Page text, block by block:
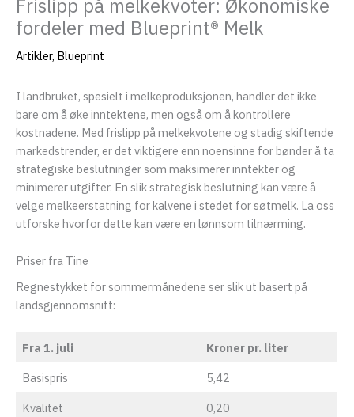
Frislipp på melkekvoter: Økonomiske
fordeler med Blueprint® Melk
Artikler, Blueprint
I landbruket, spesielt i melkeproduksjonen, handler det ikke
bare om å øke inntektene, men også om å kontrollere
kostnadene. Med frislipp på melkekvotene og stadig skiftende
markedstrender, er det viktigere enn noensinne for bønder å ta
strategiske beslutninger som maksimerer inntekter og
minimerer utgifter. En slik strategisk beslutning kan være å
velge melkeerstatning for kalvene i stedet for søtmelk. La oss
utforske hvorfor dette kan være en lønnsom tilnærming.
Priser fra Tine
Regnestykket for sommermånedene ser slik ut basert på
landsgjennomsnitt:
Fra 1. juli
Kroner pr. liter
Basispris
5,42
Kvalitet
0,20